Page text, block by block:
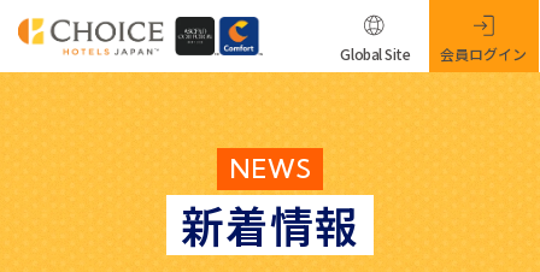
NEWS
新着情報
Global Site 会員ログイン